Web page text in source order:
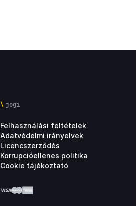
jogi
Felhasználási feltételek
Adatvédelmi irányelvek
Licencszerződés
Korrupcióellenes politika
Cookie tájékoztató